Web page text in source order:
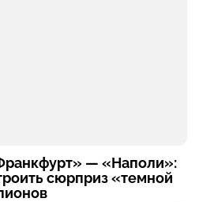
— «Наполи»:
сюрприз «темной